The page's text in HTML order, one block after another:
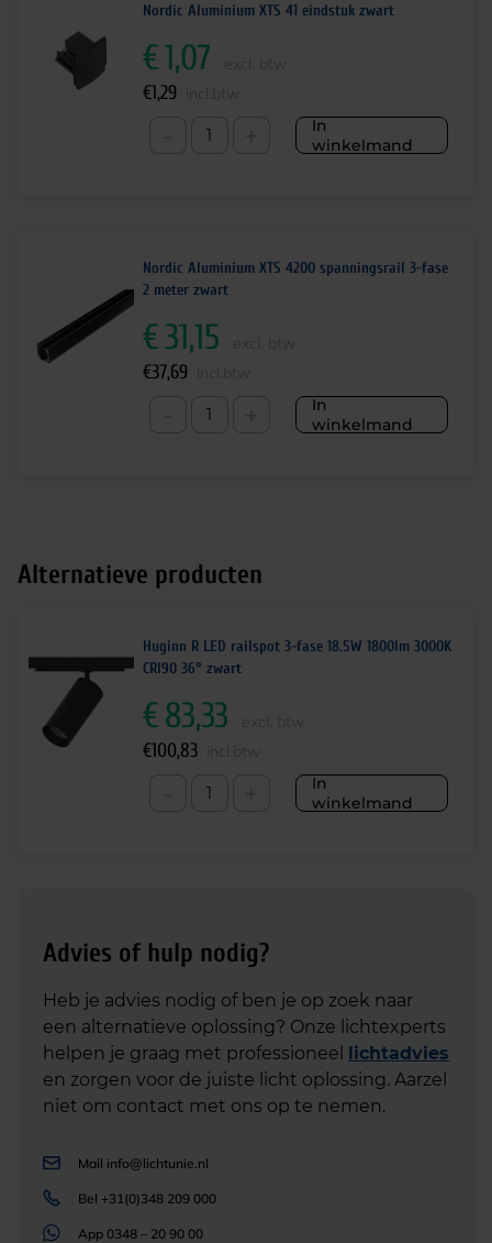
Nordic Aluminium XTS 41 eindstuk zwart
In
winkelmand
€1,07
€1,29
Nordic Aluminium XTS 4200 spanningsrail 3-fase
2 meter zwart
In
winkelmand
€31,15
€37,69
Alternatieve producten
Huginn R LED railspot 3-fase 18.5W 1800lm 3000K
CRI90 36° zwart
In
winkelmand
€83,33
€100,83
Advies of hulp nodig?
Heb je advies nodig of ben je op zoek naar
een alternatieve oplossing? Onze lichtexperts
helpen je graag met professioneel lichtadvies
en zorgen voor de juiste licht oplossing. Aarzel
niet om contact met ons op te nemen.
Mail info@lichtunie.nl
Bel +31(0)348 209 000
App 0348 – 20 90 00